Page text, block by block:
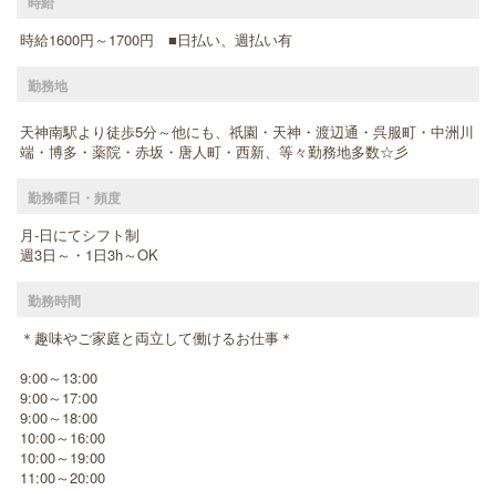
時給1600円～1700円 ■日払い、週払い有
勤務地
天神南駅より徒歩5分～他にも、祇園・天神・渡辺通・呉服町・中洲川
端・博多・薬院・赤坂・唐人町・西新、等々勤務地多数☆彡
勤務曜日・頻度
月-日にてシフト制
週3日～・1日3h～OK
勤務時間
＊趣味やご家庭と両立して働けるお仕事＊
9:00～13:00
9:00～17:00
9:00～18:00
10:00～16:00
10:00～19:00
11:00～20:00